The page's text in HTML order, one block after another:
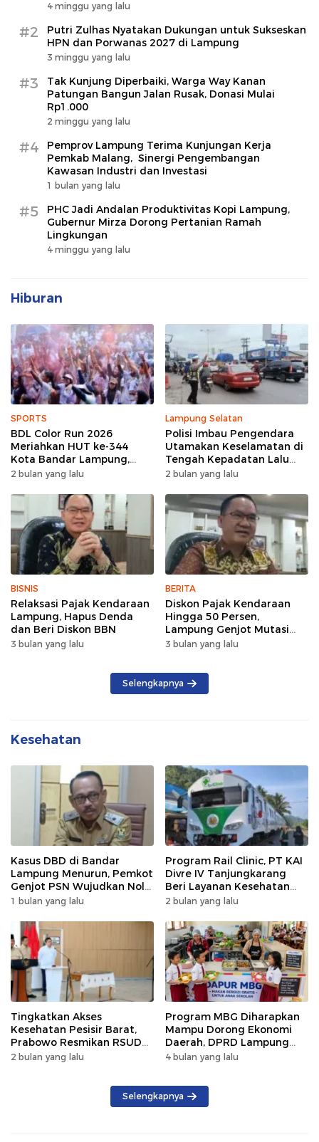
4 minggu yang lalu
#2
Putri Zulhas Nyatakan Dukungan untuk Sukseskan
HPN dan Porwanas 2027 di Lampung
3 minggu yang lalu
#3
Tak Kunjung Diperbaiki, Warga Way Kanan
Patungan Bangun Jalan Rusak, Donasi Mulai
Rp1.000
2 minggu yang lalu
#4
Pemprov Lampung Terima Kunjungan Kerja
Pemkab Malang, Sinergi Pengembangan
Kawasan Industri dan Investasi
1 bulan yang lalu
#5
PHC Jadi Andalan Produktivitas Kopi Lampung,
Gubernur Mirza Dorong Pertanian Ramah
Lingkungan
4 minggu yang lalu
Hiburan
SPORTS
BDL Color Run 2026
Meriahkan HUT ke-344
Kota Bandar Lampung,
Wujud Semangat Sehat
2 bulan yang lalu
Lampung Selatan
Polisi Imbau Pengendara
Utamakan Keselamatan di
Tengah Kepadatan Lalu
Lintas Pagi Hari
2 bulan yang lalu
BISNIS
Relaksasi Pajak Kendaraan
Lampung, Hapus Denda
dan Beri Diskon BBN
3 bulan yang lalu
BERITA
Diskon Pajak Kendaraan
Hingga 50 Persen,
Lampung Genjot Mutasi
Kendaraan Luar Daerah
3 bulan yang lalu
Selengkapnya
Kesehatan
Kasus DBD di Bandar
Lampung Menurun, Pemkot
Genjot PSN Wujudkan Nol
Kematian
1 bulan yang lalu
Program Rail Clinic, PT KAI
Divre IV Tanjungkarang
Beri Layanan Kesehatan
Gratis 250 Warga
2 bulan yang lalu
Tingkatkan Akses
Kesehatan Pesisir Barat,
Prabowo Resmikan RSUD
KH Muhammad Thohir
2 bulan yang lalu
Program MBG Diharapkan
Mampu Dorong Ekonomi
Daerah, DPRD Lampung
Tekankan Pemanfaatan
4 bulan yang lalu
Selengkapnya